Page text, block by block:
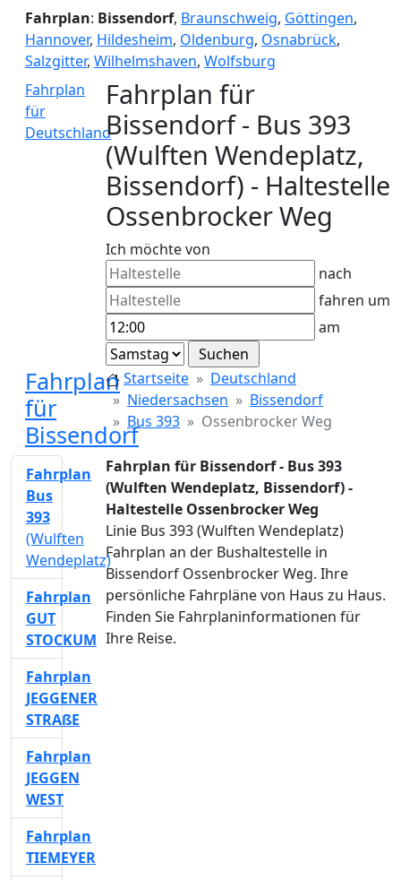
Fahrplan: Bissendorf, Braunschweig, Göttingen,
Hannover, Hildesheim, Oldenburg, Osnabrück,
Salzgitter, Wilhelmshaven, Wolfsburg
Fahrplan
für
Deutschland
Fahrplan für
Bissendorf - Bus 393
(Wulften Wendeplatz,
Bissendorf) - Haltestelle
Ossenbrocker Weg
Ich möchte von
nach
fahren um
am
Fahrplan
für
Bissendorf
Startseite
Deutschland
Niedersachsen
Bissendorf
Bus 393
Ossenbrocker Weg
Fahrplan für Bissendorf - Bus 393
(Wulften Wendeplatz, Bissendorf) -
Haltestelle Ossenbrocker Weg
Linie Bus 393 (Wulften Wendeplatz)
Fahrplan an der Bushaltestelle in
Bissendorf Ossenbrocker Weg. Ihre
persönliche Fahrpläne von Haus zu Haus.
Finden Sie Fahrplaninformationen für
Ihre Reise.
Fahrplan
Bus
393
(Wulften
Wendeplatz)
Fahrplan
GUT
STOCKUM
Fahrplan
JEGGENER
STRAßE
Fahrplan
JEGGEN
WEST
Fahrplan
TIEMEYER